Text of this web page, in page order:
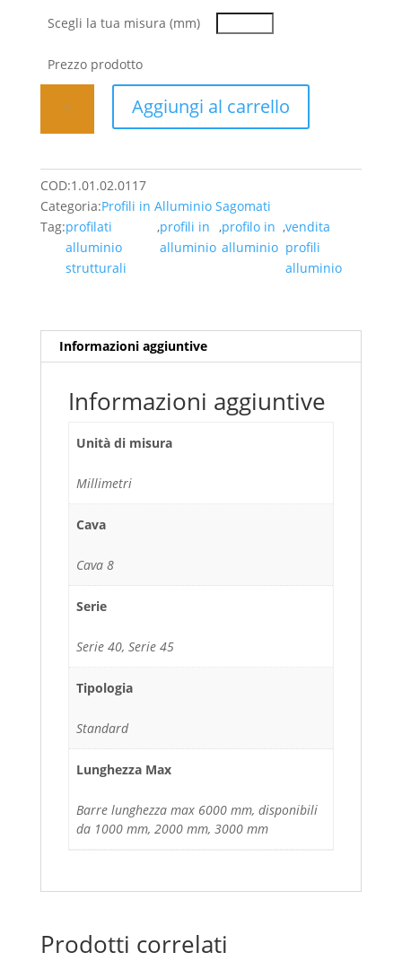
Scegli la tua misura (mm)
Prezzo prodotto
alluminio
pannelli
asportabili
quantità
Aggiungi al carrello
COD:1.01.02.0117
Categoria:Profili in Alluminio Sagomati
Tag:profilati
alluminio
strutturali
,profili in
alluminio
,profilo in
alluminio
,vendita
profili
alluminio
Informazioni aggiuntive
Informazioni aggiuntive
Unità di misura
Millimetri
Cava
Cava 8
Serie
Serie 40, Serie 45
Tipologia
Standard
Lunghezza Max
Barre lunghezza max 6000 mm, disponibili
da 1000 mm, 2000 mm, 3000 mm
Prodotti correlati